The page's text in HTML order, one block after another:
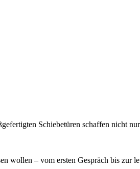
Schiebetüren schaffen nicht
wollen – vom ersten Gespräch bis zur